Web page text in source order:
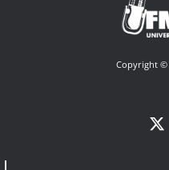
Copyright ©